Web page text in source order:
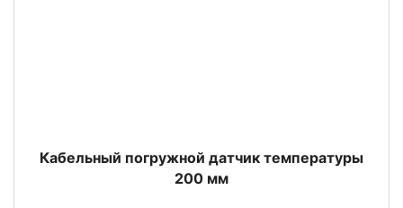
Кабельный погружной датчик температуры
200 мм